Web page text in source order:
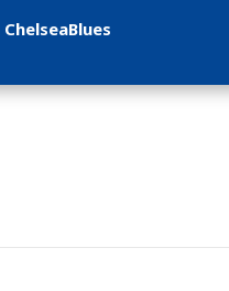
ChelseaBlues